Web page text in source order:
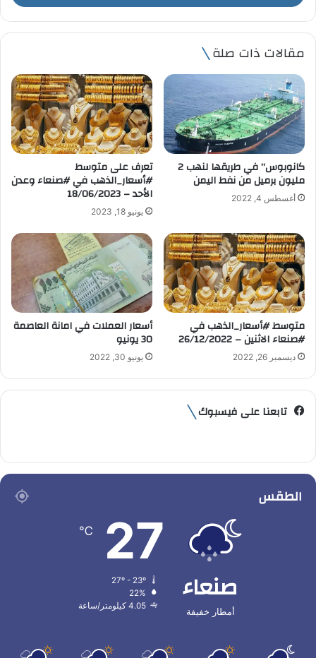
ر
د
ا
ل
إ
ل
ك
ر
و
ن
مقالات ذات صلة
كانوبوس” في طريقها لنهب 2
مليون برميل من نفط اليمن
أغسطس 4, 2022
تعرف على متوسط
#أسعار_الذهب في #صنعاء وعدن
الأحد – 18/06/2023
يونيو 18, 2023
متوسط #أسعار_الذهب في
#صنعاء الاثنين – 26/12/2022
ديسمبر 26, 2022
أسعار العملات في امانة العاصمة
30 يونيو
يونيو 30, 2022
تابعنا على فيسبوك
الطقس
صنعاء
أمطار خفيفة
27
℃
22%
4.05 كيلومتر/ساعة